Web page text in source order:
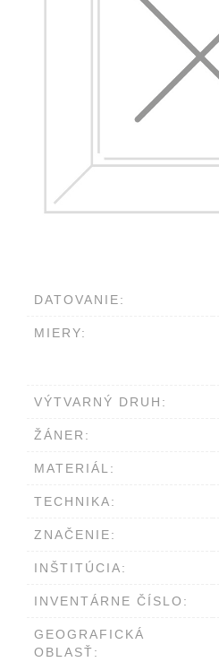
DATOVANIE:
MIERY:
VÝTVARNÝ DRUH:
ŽÁNER:
MATERIÁL:
TECHNIKA:
ZNAČENIE:
INŠTITÚCIA:
INVENTÁRNE ČÍSLO:
GEOGRAFICKÁ
OBLASŤ: